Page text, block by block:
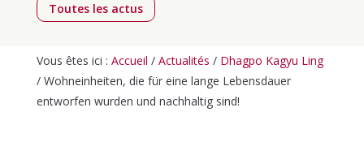
Toutes les actus
Vous êtes ici : Accueil / Actualités / Dhagpo Kagyu Ling
/ Wohneinheiten, die für eine lange Lebensdauer
entworfen wurden und nachhaltig sind!